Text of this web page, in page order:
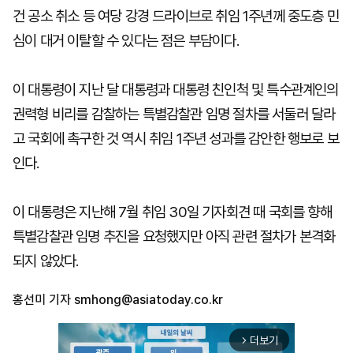
건 공소 취소 등 여당 강경 드라이브로 취임 1주년께 중도층 민
심이 대거 이탈할 수 있다는 점은 부담이다.
이 대통령이 지난 달 대통령과 대통령 친인척 및 특수관계인의
권력형 비리를 감찰하는 특별감찰관 임명 절차를 서둘러 달라
고 국회에 촉구한 것 역시 취임 1주년 성과를 감안한 행보로 보
인다.
이 대통령은 지난해 7월 취임 30일 기자회견 때 국회를 향해
특별감찰관 임명 추진을 요청했지만 아직 관련 절차가 본격화
되지 않았다.
홍선미 기자 smhong@asiatoday.co.kr
arrow_forward_ios 더보기